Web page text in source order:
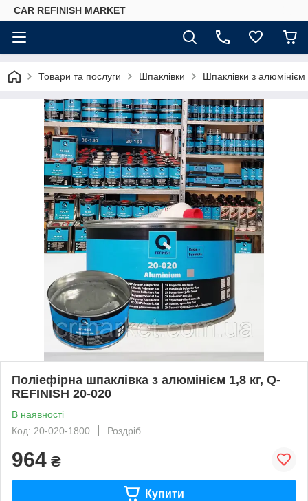
CAR REFINISH MARKET
Товари та послуги Шпаклівки Шпаклівки з алюмінієм
Поліефірна шпаклівка з алюмінієм 1,8 кг, Q-
REFINISH 20-020
В наявності
Код: 20-020-1800
Роздріб
964 ₴
Купити